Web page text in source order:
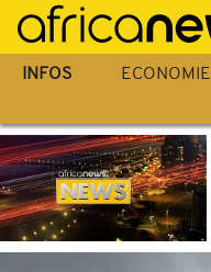
Passer
au
contenu
INFOS ECONOMIE